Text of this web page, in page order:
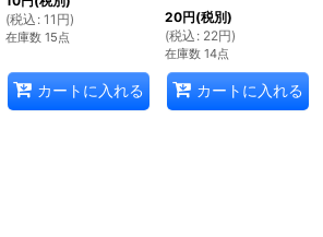
(税込 : 11 円)
在庫数 15点
カートに入れる
20円(税別)
(税込 : 22円)
在庫数 14点
カートに入れる